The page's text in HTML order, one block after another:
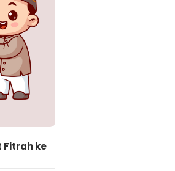
Fitrah ke